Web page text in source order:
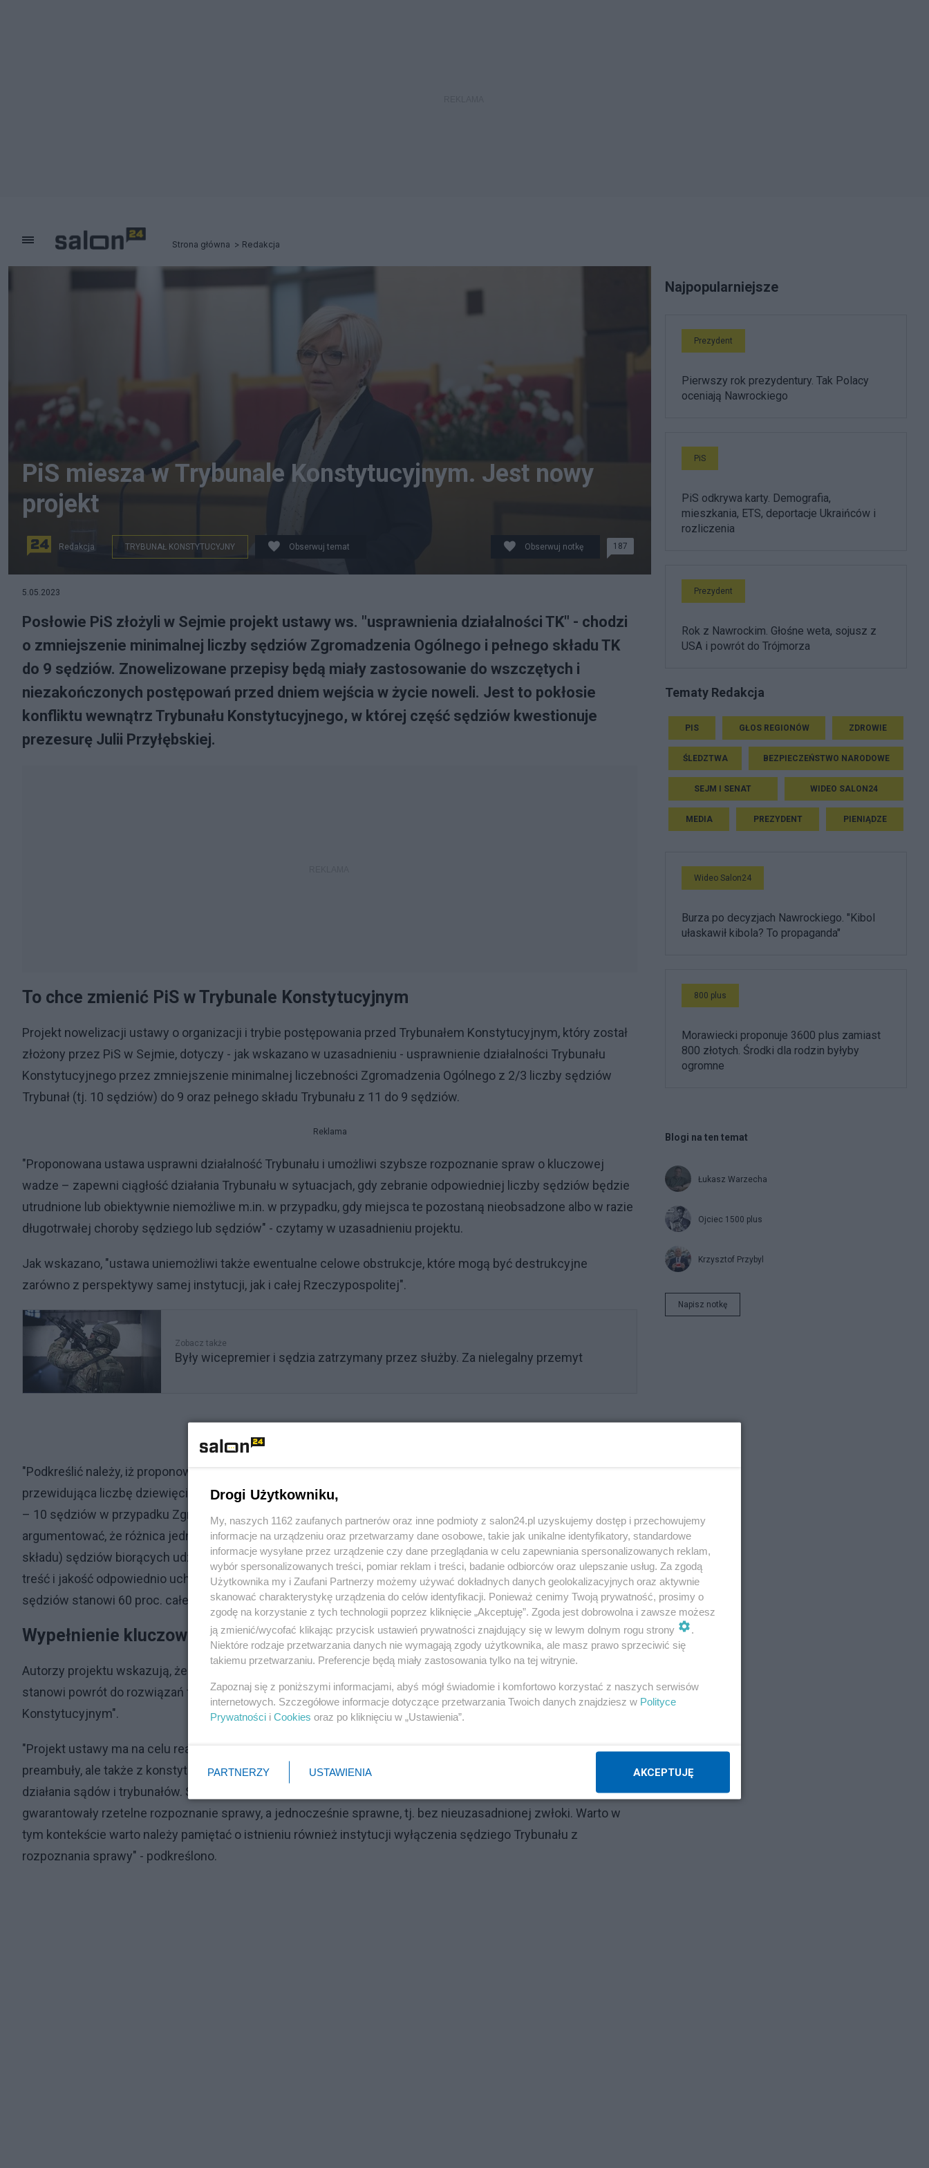
Strona główna Redakcja
PiS miesza w Trybunale Konstytucyjnym. Jest nowy
projekt
Redakcja TRYBUNAŁ KONSTYTUCYJNY Obserwuj temat Obserwuj notkę 187
5.05.2023
Posłowie PiS złożyli w Sejmie projekt ustawy ws. "usprawnienia działalności TK" - chodzi
o zmniejszenie minimalnej liczby sędziów Zgromadzenia Ogólnego i pełnego składu TK
do 9 sędziów. Znowelizowane przepisy będą miały zastosowanie do wszczętych i
niezakończonych postępowań przed dniem wejścia w życie noweli. Jest to pokłosie
konfliktu wewnątrz Trybunału Konstytucyjnego, w której część sędziów kwestionuje
prezesurę Julii Przyłębskiej.
To chce zmienić PiS w Trybunale Konstytucyjnym
Projekt nowelizacji ustawy o organizacji i trybie postępowania przed Trybunałem Konstytucyjnym, który został
złożony przez PiS w Sejmie, dotyczy - jak wskazano w uzasadnieniu - usprawnienie działalności Trybunału
Konstytucyjnego przez zmniejszenie minimalnej liczebności Zgromadzenia Ogólnego z 2/3 liczby sędziów
Trybunał (tj. 10 sędziów) do 9 oraz pełnego składu Trybunału z 11 do 9 sędziów.
Reklama
"Proponowana ustawa usprawni działalność Trybunału i umożliwi szybsze rozpoznanie spraw o kluczowej
wadze – zapewni ciągłość działania Trybunału w sytuacjach, gdy zebranie odpowiedniej liczby sędziów będzie
utrudnione lub obiektywnie niemożliwe m.in. w przypadku, gdy miejsca te pozostaną nieobsadzone albo w razie
długotrwałej choroby sędziego lub sędziów" - czytamy w uzasadnieniu projektu.
Jak wskazano, "ustawa uniemożliwi także ewentualne celowe obstrukcje, które mogą być destrukcyjne
zarówno z perspektywy samej instytucji, jak i całej Rzeczypospolitej".
Zobacz także
Były wicepremier i sędzia zatrzymany przez służby. Za nielegalny przemyt
"Podkreślić należy, iż proponowana minimalna liczebność zarówno Zgromadzenia Ogólnego, jak i pełnego składu
przewidująca liczbę dziewięciu sędziów Trybunału nie różni się w sposób istotny od obecnego stanu prawnego
– 10 sędziów w przypadku Zgromadzenia Ogólnego i 11 sędziów w przypadku pełnego składu. Nie można
argumentować, że różnica jednego (w przypadku Zgromadzenia Ogólnego) albo dwóch (w przypadku pełnego
składu) sędziów biorących udział w Zgromadzeniu albo zasiadających w składzie w sposób istotny wpływa na
treść i jakość odpowiednio uchwały albo orzeczenia. Ponadto zwrócić należy także uwagę, że dziewięciu
sędziów stanowi 60 proc. całego składu Trybunału" - czytamy.
Wypełnienie kluczowego "kamienia milowego" ws. KPO
Autorzy projektu wskazują, że "w odniesieniu do pełnego składu nie można pominąć faktu, iż propozycja ta
stanowi powrót do rozwiązań funkcjonujących w uprzednio obowiązujących ustawach o Trybunale
Konstytucyjnym".
"Projekt ustawy ma na celu realizację wartości, która wynika wprost z Konstytucji – przede wszystkim z jej
preambuły, ale także z konstytucyjnego prawa do sądu – tj. wartości w postaci rzetelności i sprawności
działania sądów i trybunałów. Składy orzekające muszą zatem być skonstruowane w taki sposób, by
gwarantowały rzetelne rozpoznanie sprawy, a jednocześnie sprawne, tj. bez nieuzasadnionej zwłoki. Warto w
tym kontekście warto należy pamiętać o istnieniu również instytucji wyłączenia sędziego Trybunału z
rozpoznania sprawy" - podkreślono.
Najpopularniejsze
Prezydent
Pierwszy rok prezydentury. Tak Polacy
oceniają Nawrockiego
PiS
PiS odkrywa karty. Demografia,
mieszkania, ETS, deportacje Ukraińców i
rozliczenia
Prezydent
Rok z Nawrockim. Głośne weta, sojusz z
USA i powrót do Trójmorza
Tematy Redakcja
PIS GŁOS REGIONÓW ZDROWIE
ŚLEDZTWA BEZPIECZEŃSTWO NARODOWE
SEJM I SENAT WIDEO SALON24
MEDIA PREZYDENT PIENIĄDZE
Wideo Salon24
Burza po decyzjach Nawrockiego. "Kibol
ułaskawił kibola? To propaganda"
800 plus
Morawiecki proponuje 3600 plus zamiast
800 złotych. Środki dla rodzin byłyby
ogromne
Blogi na ten temat
Łukasz Warzecha
Ojciec 1500 plus
Krzysztof Przybyl
Napisz notkę
Drogi Użytkowniku,
My, naszych 1162 zaufanych partnerów oraz inne podmioty z salon24.pl uzyskujemy dostęp i przechowujemy
informacje na urządzeniu oraz przetwarzamy dane osobowe, takie jak unikalne identyfikatory, standardowe
informacje wysyłane przez urządzenie czy dane przeglądania w celu zapewniania spersonalizowanych reklam,
wybór spersonalizowanych treści, pomiar reklam i treści, badanie odbiorców oraz ulepszanie usług. Za zgodą
Użytkownika my i Zaufani Partnerzy możemy używać dokładnych danych geolokalizacyjnych oraz aktywnie
skanować charakterystykę urządzenia do celów identyfikacji. Ponieważ cenimy Twoją prywatność, prosimy o
zgodę na korzystanie z tych technologii poprzez kliknięcie „Akceptuję”. Zgoda jest dobrowolna i zawsze możesz
ją zmienić/wycofać klikając przycisk ustawień prywatności znajdujący się w lewym dolnym rogu strony
.
Niektóre rodzaje przetwarzania danych nie wymagają zgody użytkownika, ale masz prawo sprzeciwić się
takiemu przetwarzaniu. Preferencje będą miały zastosowania tylko na tej witrynie.
Zapoznaj się z poniższymi informacjami, abyś mógł świadomie i komfortowo korzystać z naszych serwisów
internetowych. Szczegółowe informacje dotyczące przetwarzania Twoich danych znajdziesz w Polityce
Prywatności i Cookies oraz po kliknięciu w „Ustawienia”.
PARTNERZY USTAWIENIA AKCEPTUJĘ